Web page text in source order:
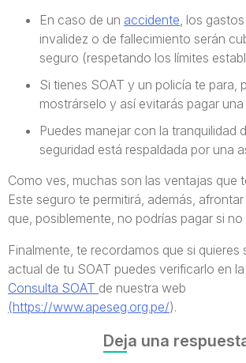
En caso de un accidente, los
invalidez o de fallecimiento serán
seguro (respetando los límites
Si tienes SOAT y un policía te para,
mostrárselo y así evitarás pagar una
Puedes manejar con la tranquilidad
seguridad está respaldada por una
Como ves, muchas son las ventajas que
Este seguro te permitirá, además,
que, posiblemente, no podrías pagar si
Finalmente, te recordamos que si quieres
actual de tu SOAT puedes verificarlo en
Consulta SOAT de nuestra web
(https://www.apeseg.org.pe/).
Deja una